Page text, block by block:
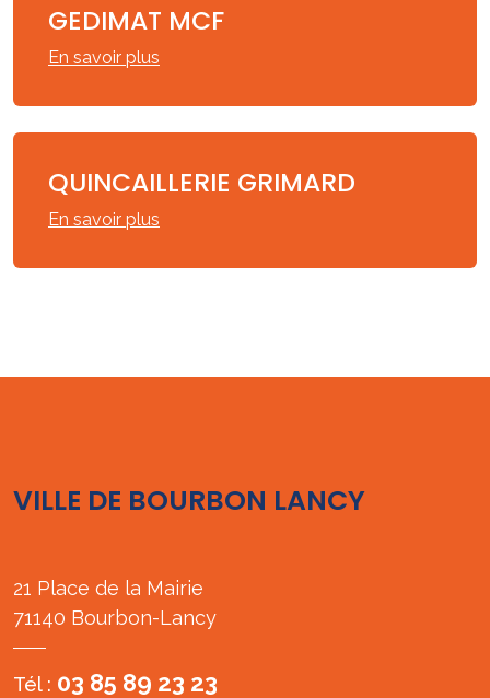
GEDIMAT MCF
En savoir plus
QUINCAILLERIE GRIMARD
En savoir plus
VILLE DE BOURBON LANCY
21 Place de la Mairie
71140 Bourbon-Lancy
Tél : 03 85 89 23 23